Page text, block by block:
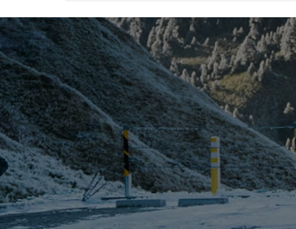
Z
á
p
a
t
í